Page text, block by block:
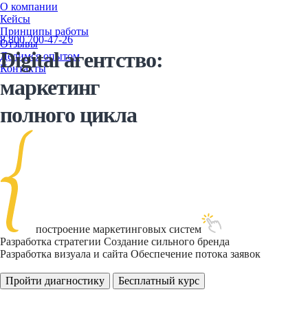
О компании
Кейсы
Принципы работы
Отзывы
Делимся опытом
Контакты
8 800 700-47-26
Digital агентство:
маркетинг
полного цикла
построение маркетинговых систем
Разработка стратегии Создание сильного бренда
Разработка визуала и сайта Обеспечение потока заявок
Пройти диагностику Бесплатный курс